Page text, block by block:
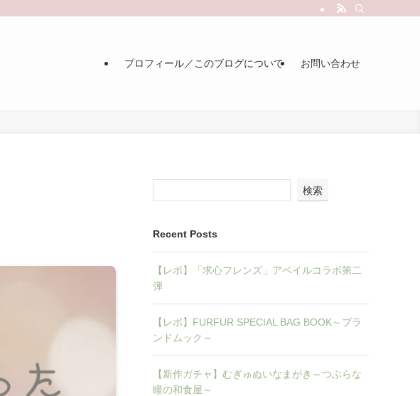
プロフィール／このブログについて お問い合わせ
検索
Recent Posts
【レポ】「求心フレンズ」アベイルコラボ第二
弾
【レポ】FURFUR SPECIAL BAG BOOK～ブラ
ンドムック～
【新作ガチャ】むぎゅぬいなまがき～つぶらな
瞳の和食屋～